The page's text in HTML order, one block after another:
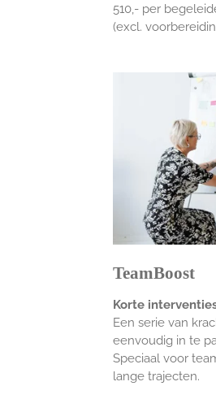
510,- per
(excl.
TeamBoost
Korte
Een serie van
eenvoudig in te
Speciaal voor
lange trajecten.